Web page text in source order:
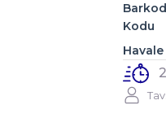
Barkod
Kodu
Havale